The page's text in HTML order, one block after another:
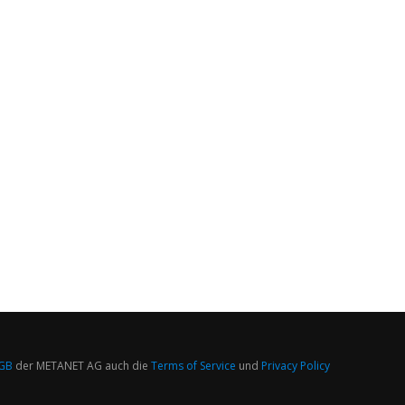
der METANET AG auch die Terms of Service und Privacy Policy